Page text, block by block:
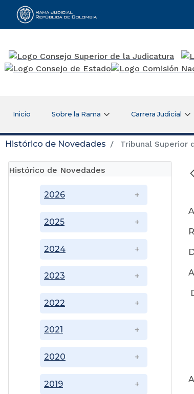
Rama Judicial
Inicio Sobre la Rama Carrera Judicial
Histórico de Novedades Tribunal Superior
Histórico de Novedades
2019
2020
2021
2022
2023
2024
2025
2026